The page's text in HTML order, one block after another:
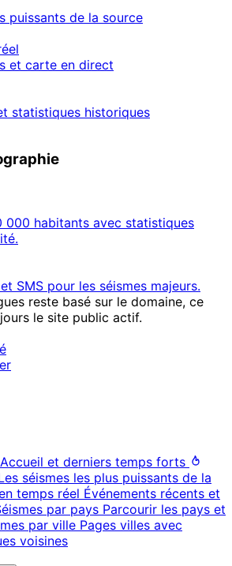
puissants de la source
et carte en direct
statistiques historiques
000 habitants avec statistiques
SMS pour les séismes majeurs.
reste basé sur le domaine, ce
le site public actif.
Accueil et derniers temps forts
séismes les plus puissants de la
temps réel Événements récents et
par pays Parcourir les pays et
par ville Pages villes avec
voisines